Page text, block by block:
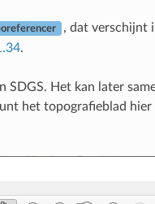
, dat verschijnt
.
Het kan later
het topografieblad